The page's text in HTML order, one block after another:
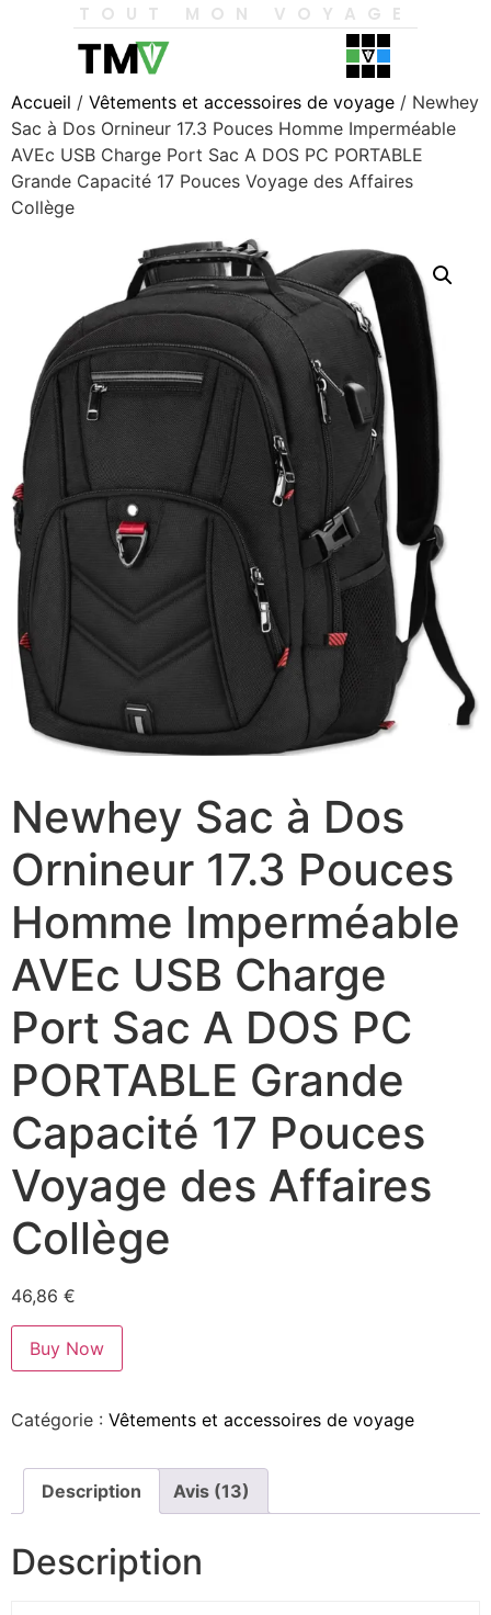
TOUT MON VOYAGE
Accueil / Vêtements et accessoires de voyage / Newhey
Sac à Dos Ornineur 17.3 Pouces Homme Imperméable
AVEc USB Charge Port Sac A DOS PC PORTABLE
Grande Capacité 17 Pouces Voyage des Affaires
Collège
Newhey Sac à Dos
Ornineur 17.3 Pouces
Homme Imperméable
AVEc USB Charge
Port Sac A DOS PC
PORTABLE Grande
Capacité 17 Pouces
Voyage des Affaires
Collège
46,86 €
Buy Now
Catégorie : Vêtements et accessoires de voyage
Description Avis (13)
Description